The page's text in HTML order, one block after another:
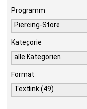
Programm
Piercing-Store
Kategorie
alle Kategorien
Format
Textlink (49)